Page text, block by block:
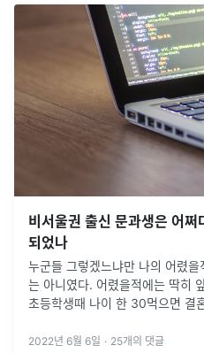
비서울권 출신 문과생은 어
되었나
누군들 그렇겠느냐만 나의 어렸
는 아니였다. 어렸을적에는 딱히
초등학생때 나이 한 30먹으면 결
이 난다. 대 ...
2022년 6월 6일 · 25개의 댓글